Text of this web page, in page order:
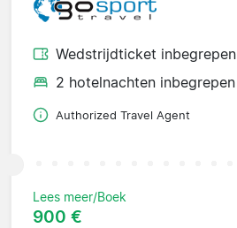
Wedstrijdticket inbegrepen
2 hotelnachten inbegrepen
Authorized Travel Agent
Lees meer/Boek
900 €